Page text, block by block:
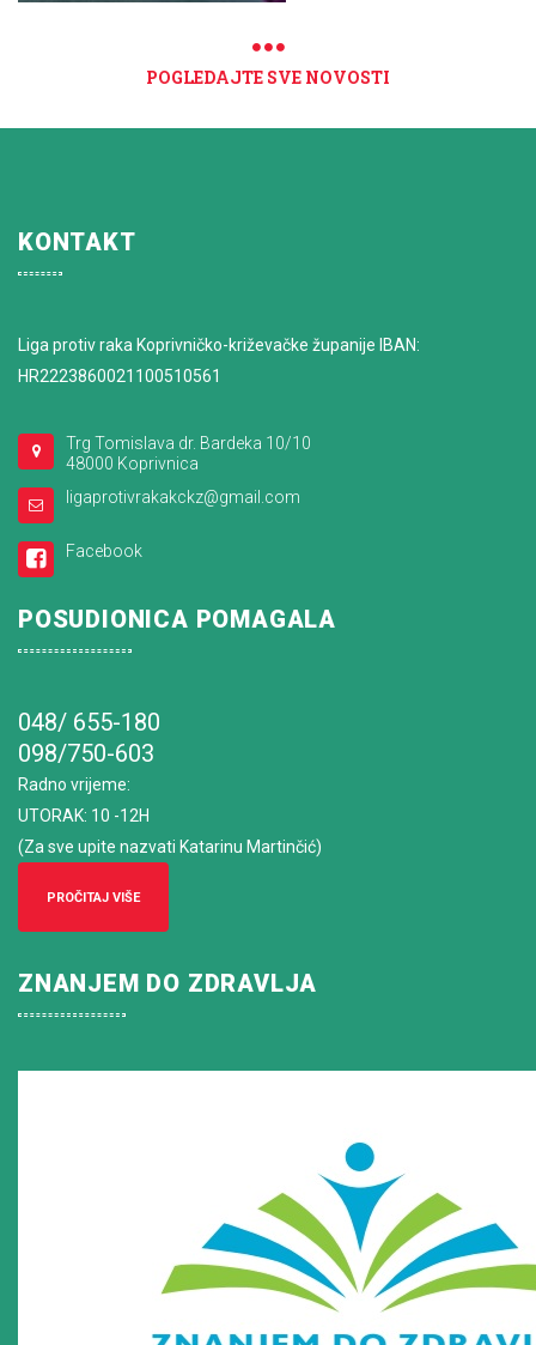
POGLEDAJTE SVE NOVOSTI
KONTAKT
Liga protiv raka Koprivničko-križevačke županije IBAN:
HR2223860021100510561
Trg Tomislava dr. Bardeka 10/10
48000 Koprivnica
ligaprotivrakakckz@gmail.com
Facebook
POSUDIONICA POMAGALA
048/ 655-180
098/750-603
Radno vrijeme:
UTORAK: 10 -12H
(Za sve upite nazvati Katarinu Martinčić)
PROČITAJ VIŠE
ZNANJEM DO ZDRAVLJA